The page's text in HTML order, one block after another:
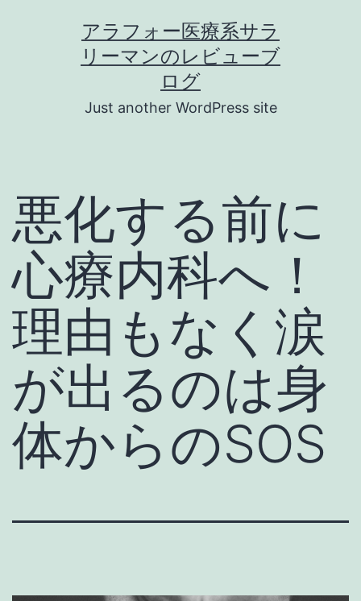
ッ
アラフォー医療系サラ
リーマンのレビューブ
ログ
Just another WordPress site
悪化する前に
心療内科へ！
理由もなく涙
が出るのは身
体からのSOS